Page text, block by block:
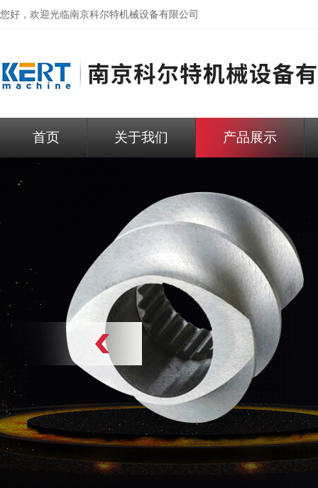
您好，欢迎光临南京科尔特机械设备有限公司
首页 关于我们 产品展示